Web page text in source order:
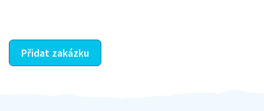
Přidat zakázku